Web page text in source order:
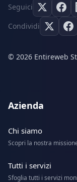
Seguici
Condividi
© 2026 Entireweb
Azienda
Chi siamo
Scopri la nostra
Tutti i servizi
Sfoglia tutti i servizi